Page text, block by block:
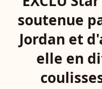
soutenue
Jordan et
elle en